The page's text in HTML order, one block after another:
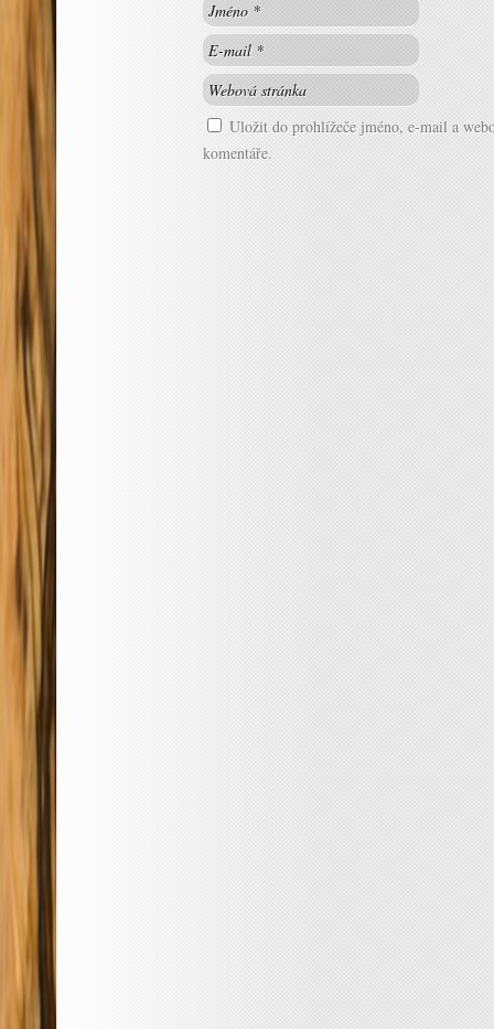
Uložit do prohlížeče jméno, e-mail a
komentáře.